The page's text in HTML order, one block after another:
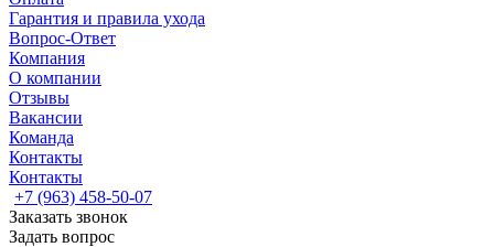
Гарантия и правила ухода
Вопрос-Ответ
Компания
О компании
Отзывы
Вакансии
Команда
Контакты
Контакты
+7 (963) 458-50-07
Заказать звонок
Задать вопрос